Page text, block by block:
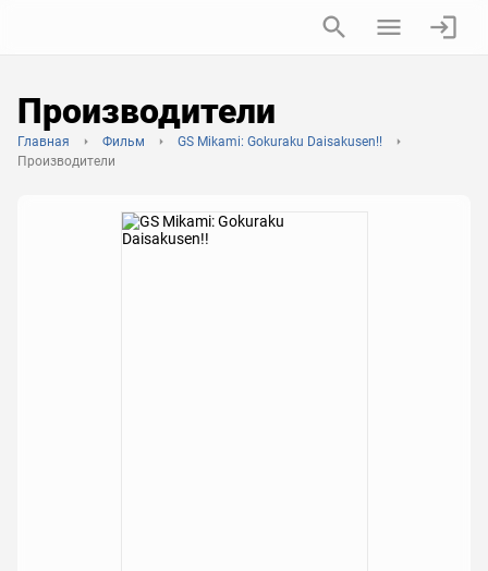
Производители
Главная Фильм
GS Mikami: Gokuraku Daisakusen!!
Производители